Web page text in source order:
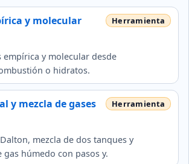
y molecular
empírica y molecular desde
o hidratos.
y mezcla de gases
mezcla de dos tanques y
gas húmedo con pasos y.